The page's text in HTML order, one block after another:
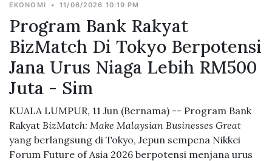
EKONOMI • 11/06/2026 10:19 PM
Program Bank Rakyat
BizMatch Di Tokyo Berpotensi
Jana Urus Niaga Lebih RM500
Juta - Sim
KUALA LUMPUR, 11 Jun (Bernama) -- Program Bank
Rakyat BizMatch: Make Malaysian Businesses Great
yang berlangsung di Tokyo, Jepun sempena Nikkei
Forum Future of Asia 2026 berpotensi menjana urus